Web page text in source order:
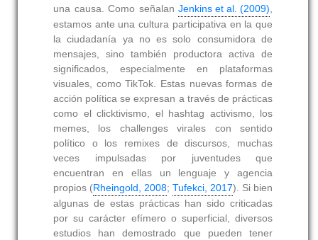
una causa. Como señalanJenkins et al. (2009)
estamos ante una cultura participativa en la que
la ciudadanía ya no es solo consumidora de
mensajes, sino también productora activa de
significados, especialmente en plataformas
visuales, como TikTok. Estas nuevas formas de
acción política se expresan a través de prácticas
como el clicktivismo, el hashtag activismo, los
memes, los challenges virales con sentido
político o los remixes de discursos, muchas
veces impulsadas por juventudes que
encuentran en ellas un lenguaje y agencia
propios (Rheingold, 2008;Tufekci, 2017). Si bien
algunas de estas prácticas han sido criticadas
por su carácter efímero o superficial, diversos
estudios han demostrado que pueden tener